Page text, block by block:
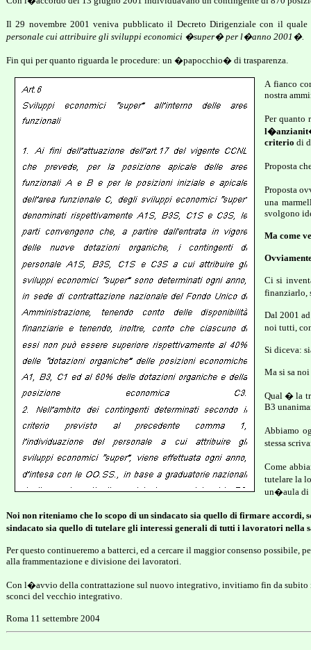
Il 29 novembre 2001 veniva pubblicato il Decreto Dirigenziale con il
personale cui attribuire gli sviluppi economici �super� per l�anno 2001�.
Fin qui per quanto riguarda le procedure: un �papocchio� di trasparenza.
A fianco
nostra
Per quanto
criterio di
Proposta
Proposta
una
svolgono
Ma come
Ci si
finanziarlo,
Dal 2001
noi tutti,
Si diceva:
Ma si sa
Qual � la
B3
Abbiamo
stessa
Come
tutelare la
un�aula di
Noi non riteniamo che lo scopo di un sindacato sia quello di firmare accordi,
sindacato sia quello di tutelare gli interessi generali di tutti i lavoratori nella
Per questo continueremo a batterci, ed a cercare il maggior consenso
alla frammentazione e divisione dei lavoratori.
Con l�avvio della contrattazione sul nuovo integrativo, invitiamo fin da
sconci del vecchio integrativo.
Roma 11 settembre 2004